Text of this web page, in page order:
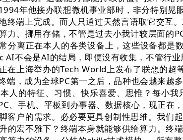
年他接办联想微机事业部时，非分特别
端上完成。而人只通过天然言语取它交互。
力、挪用存储，不管是过去小我计较层面的
分离正在本人的各类设备上，这些设备都是
AI不会是AI的结局，即便没有收集，不管行
在上海举办的Tech World上发布了联想的
端，成为全球PC第一之后，品种也会越来
人的特征、习惯、快乐喜爱、思惟？每小
、手机、平板到办事器、数据核心，现正
客户的需求。必必要更具创制性思维。我
的宏不雅下？终端本身就能够供给算力。终